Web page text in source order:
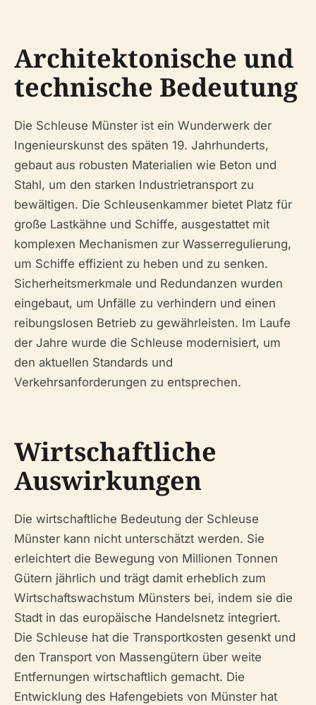
Architektonische und
technische Bedeutung
Die Schleuse Münster ist ein Wunderwerk der
Ingenieurskunst des späten 19. Jahrhunderts,
gebaut aus robusten Materialien wie Beton und
Stahl, um den starken Industrietransport zu
bewältigen. Die Schleusenkammer bietet Platz für
große Lastkähne und Schiffe, ausgestattet mit
komplexen Mechanismen zur Wasserregulierung,
um Schiffe effizient zu heben und zu senken.
Sicherheitsmerkmale und Redundanzen wurden
eingebaut, um Unfälle zu verhindern und einen
reibungslosen Betrieb zu gewährleisten. Im Laufe
der Jahre wurde die Schleuse modernisiert, um
den aktuellen Standards und
Verkehrsanforderungen zu entsprechen.
Wirtschaftliche
Auswirkungen
Die wirtschaftliche Bedeutung der Schleuse
Münster kann nicht unterschätzt werden. Sie
erleichtert die Bewegung von Millionen Tonnen
Gütern jährlich und trägt damit erheblich zum
Wirtschaftswachstum Münsters bei, indem sie die
Stadt in das europäische Handelsnetz integriert.
Die Schleuse hat die Transportkosten gesenkt und
den Transport von Massengütern über weite
Entfernungen wirtschaftlich gemacht. Die
Entwicklung des Hafengebiets von Münster hat